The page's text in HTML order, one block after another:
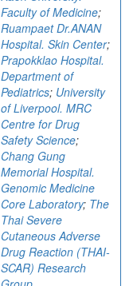
Faculty of Medicine;
Ruampaet Dr.ANAN
Hospital. Skin Center;
Prapokklao Hospital.
Department of
Pediatrics; University
of Liverpool. MRC
Centre for Drug
Safety Science;
Chang Gung
Memorial Hospital.
Genomic Medicine
Core Laboratory; The
Thai Severe
Cutaneous Adverse
Drug Reaction (THAI-
SCAR) Research